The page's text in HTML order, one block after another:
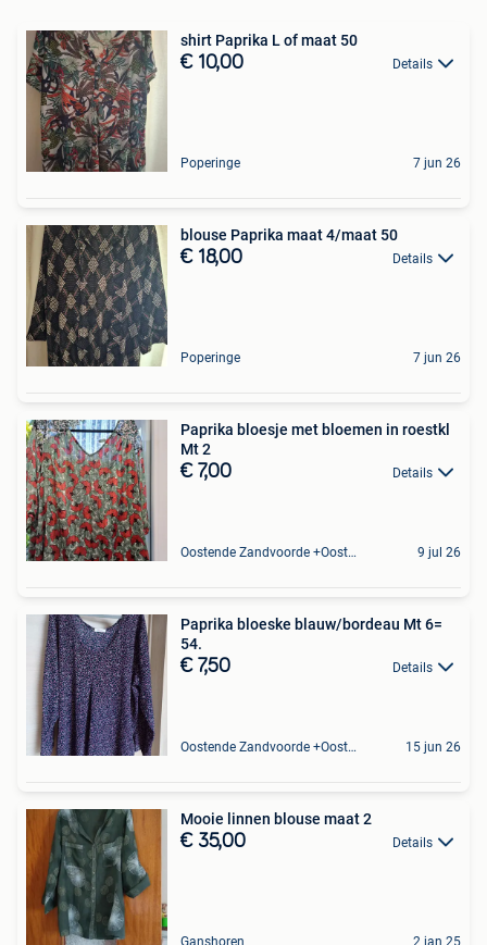
shirt Paprika L of maat 50
€ 10,00 Details
Poperinge 7 jun 26
blouse Paprika maat 4/maat 50
€ 18,00 Details
Poperinge 7 jun 26
Paprika bloesje met bloemen in roestkl
Mt 2
€ 7,00 Details
Oostende Zandvoorde +Oostende 9 jul 26
Paprika bloeske blauw/bordeau Mt 6=
54.
€ 7,50 Details
Oostende Zandvoorde +Oostende 15 jun 26
Mooie linnen blouse maat 2
€ 35,00 Details
Ganshoren 2 jan 25